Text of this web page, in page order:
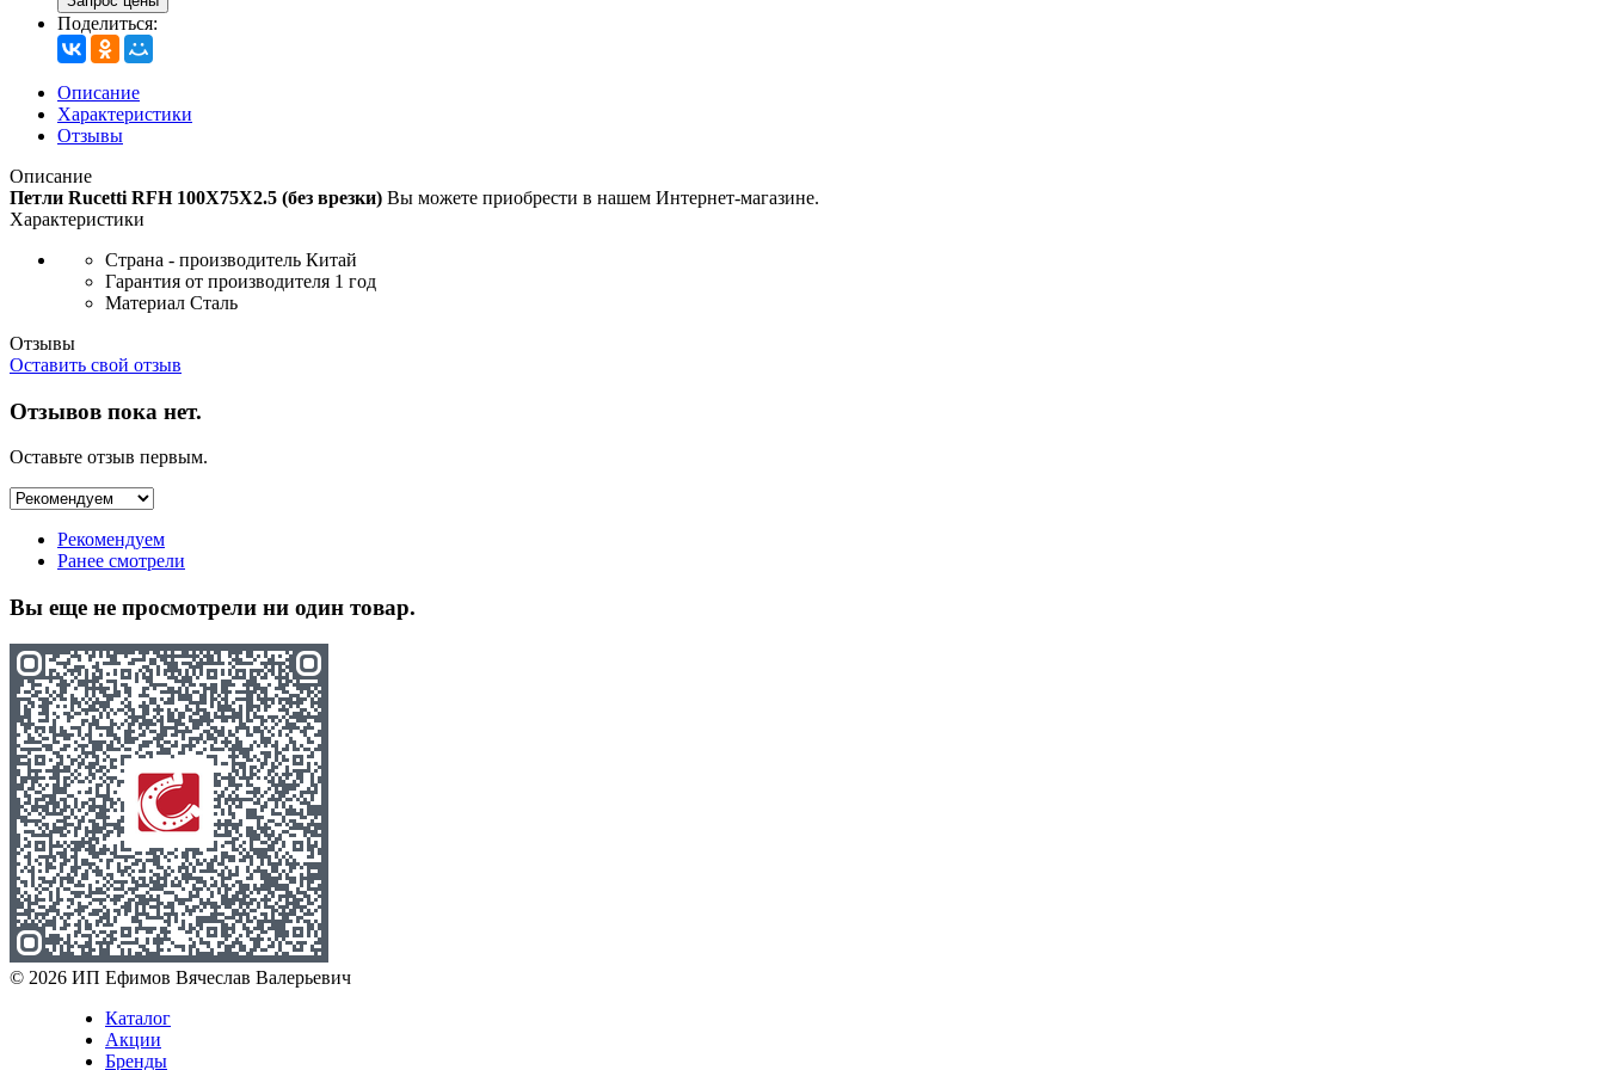
Поделиться:
Описание
Характеристики
Отзывы
Описание
Петли Rucetti RFH 100X75X2.5 (без врезки) Вы можете приобрести в нашем Интернет-магазине.
Характеристики
Страна - производитель Китай
Гарантия от производителя 1 год
Материал Сталь
Отзывы
Оставить свой отзыв
Отзывов пока нет.
Оставьте отзыв первым.
Рекомендуем
Ранее смотрели
Вы еще не просмотрели ни один товар.
© 2026 ИП Ефимов Вячеслав Валерьевич
Каталог
Акции
Бренды